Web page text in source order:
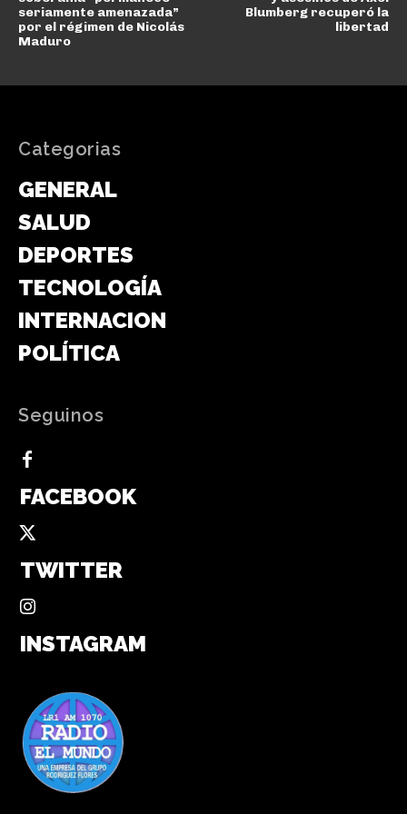
seriamente amenazada”
por el régimen de Nicolás
Maduro
Blumberg recuperó la
libertad
Categorias
GENERAL
SALUD
DEPORTES
TECNOLOGÍA
INTERNACIONAL
POLÍTICA
Seguinos
FACEBOOK
TWITTER
INSTAGRAM